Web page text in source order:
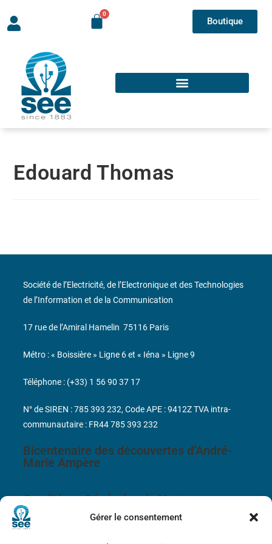
Gérer le consentement
Boutique
Edouard Thomas
Bicentenaire des découvertes d’André-
Marie Ampère
Conditions Générales de Vente
Société de l’Electricité, de l’Electronique et des Technologies
de l’Information et de la Communication
17 rue de l’Amiral Hamelin 75116 Paris
Métro : « Boissière » Ligne 6 et « Iéna » Ligne 9
Téléphone : (+33) 1 56 90 37 17
N° de SIREN : 785 393 232, Code APE : 9412Z TVA intra-
communautaire : FR44 785 393 232